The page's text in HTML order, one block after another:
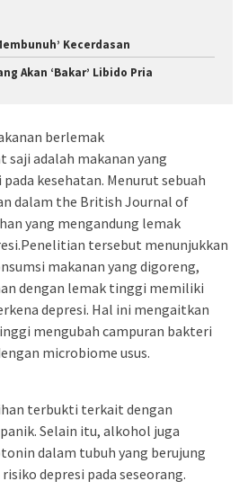
Kecerdasan
Akan ‘Bakar’ Libido Pria
berlemak
saji adalah makanan yang
kesehatan. Menurut sebuah
dalam the British Journal of
yang mengandung lemak
tersebut menunjukkan
makanan yang digoreng,
dengan lemak tinggi memiliki
depresi. Hal ini mengaitkan
mengubah campuran bakteri
microbiome usus.
terbukti terkait dengan
Selain itu, alkohol juga
dalam tubuh yang berujung
depresi pada seseorang.